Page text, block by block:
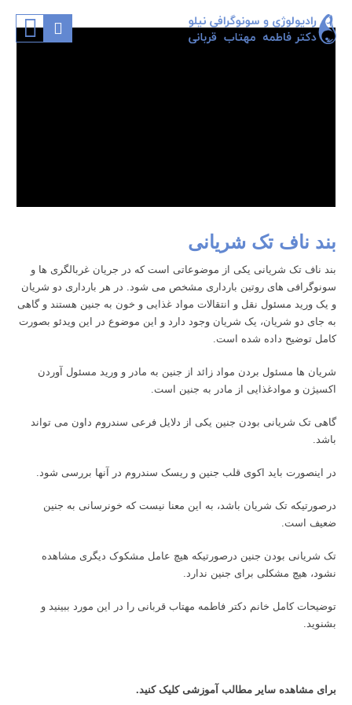
بند ناف تک شریانی
بند ناف تک شریانی یکی از موضوعاتی است که در جریان غربالگری ها و
سونوگرافی های روتین بارداری مشخص می شود. در هر بارداری دو شریان
و یک ورید مسئول نقل و انتقالات مواد غذایی و خون به جنین هستند و گاهی
به جای دو شریان، یک شریان وجود دارد و این موضوع در این ویدئو بصورت
کامل توضیح داده شده است.
شریان ها مسئول بردن مواد زائد از جنین به مادر و ورید مسئول آوردن
اکسیژن و موادغذایی از مادر به جنین است.
گاهی تک شریانی بودن جنین یکی از دلایل فرعی سندروم داون می تواند
باشد.
در اینصورت باید اکوی قلب جنین و ریسک سندروم در آنها بررسی شود.
درصورتیکه تک شریان باشد، به این معنا نیست که خونرسانی به جنین
ضعیف است.
تک شریانی بودن جنین درصورتیکه هیچ عامل مشکوک دیگری مشاهده
نشود، هیچ مشکلی برای جنین ندارد.
توضیحات کامل خانم دکتر فاطمه مهتاب قربانی را در این مورد ببینید و
بشنوید.
برای مشاهده سایر مطالب آموزشیکلیک کنید.